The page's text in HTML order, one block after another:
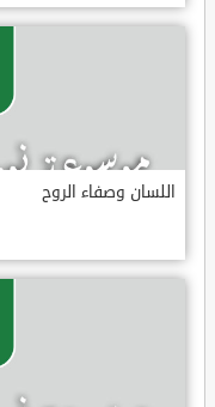
اللسان وصفاء الروح